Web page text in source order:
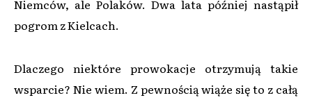
Niemców, ale Polaków. Dwa lata później nastąpił
pogrom z Kielcach.
Dlaczego niektóre prowokacje otrzymują takie
wsparcie? Nie wiem. Z pewnością wiąże się to z całą